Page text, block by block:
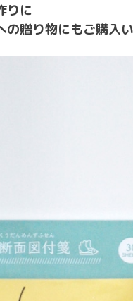
りに
贈り物にもご購入